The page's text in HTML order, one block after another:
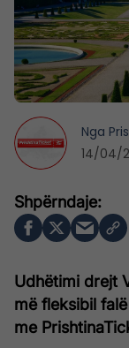
Udhëtimi drejt
më fleksibil
me
Nga
14/04/